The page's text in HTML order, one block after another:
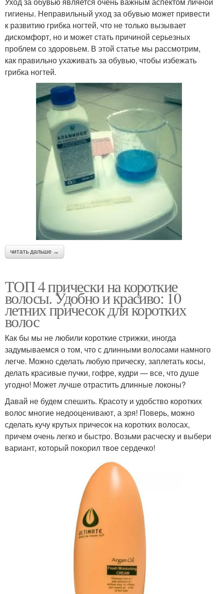
гигиены. Неправильный уход за обувью может привести
к развитию грибка ногтей, что не только вызывает
дискомфорт, но и может стать причиной серьезных
проблем со здоровьем. В этой статье мы рассмотрим,
как правильно ухаживать за обувью, чтобы избежать
грибка ногтей.
читать дальше →
ТОП 4 прически на короткие
волосы. Удобно и красиво: 10
летних причесок для коротких
волос
Как бы мы не любили короткие стрижки, иногда
задумываемся о том, что с длинными волосами намного
легче. Можно сделать любую прическу, заплетать косы,
делать красивые пучки, гофре, кудри — все, что душе
угодно! Может лучше отрастить длинные локоны?
Давай не будем спешить. Красоту и удобство коротких
волос многие недооценивают, а зря! Поверь, можно
сделать кучу крутых причесок на коротких волосах,
причем очень легко и быстро. Возьми расческу и выбери
вариант, который покорил твое сердечко!